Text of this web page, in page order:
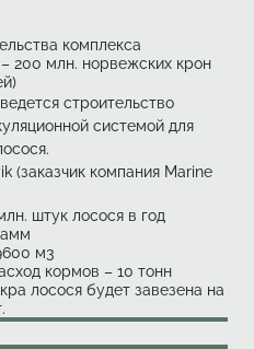
комплекса
200 млн. норвежских крон
строительство
системой для
(заказчик компания Marine
штук лосося в год
м3
кормов – 10 тонн
лосося будет завезена на